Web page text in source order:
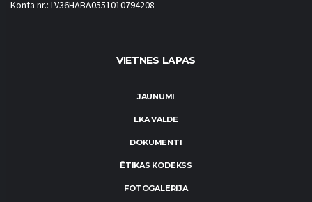
Konta nr.: LV36HABA0551010794208
VIETNES LAPAS
JAUNUMI
LKA VALDE
DOKUMENTI
ĒTIKAS KODEKSS
FOTOGALERIJA